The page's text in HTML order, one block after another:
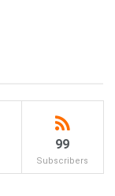
99
Subscribers